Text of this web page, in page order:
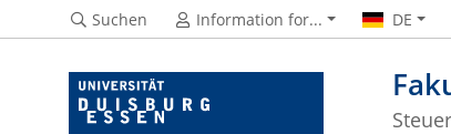
Suchen Information for... DE